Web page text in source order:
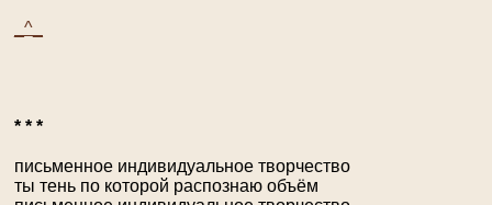
_^_
* * *
письменное индивидуальное творчество
ты тень по которой распознаю объём